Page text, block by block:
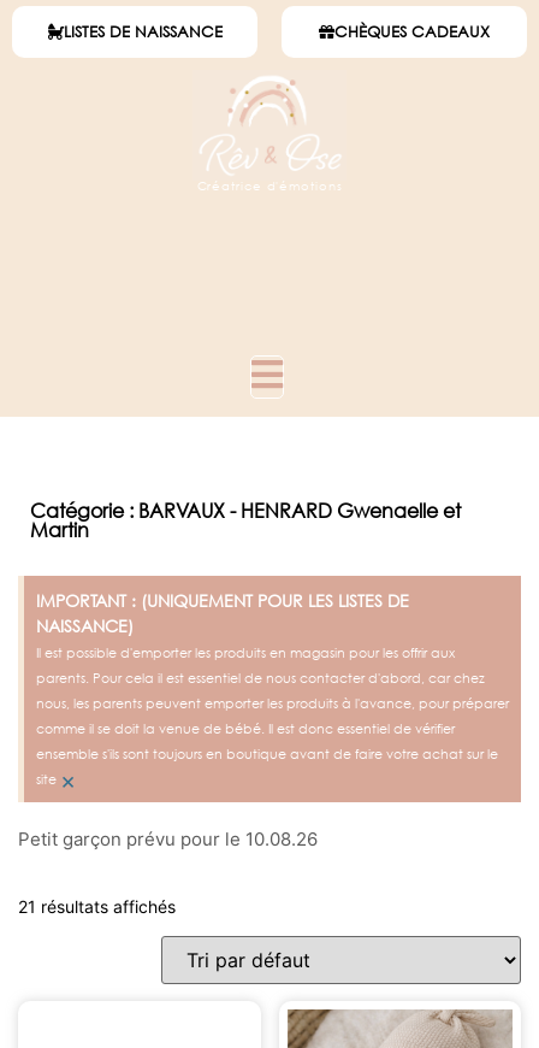
LISTES DE NAISSANCE CHÈQUES CADEAUX
Créatrice d'émotions
Catégorie : BARVAUX - HENRARD Gwenaelle et
Martin
IMPORTANT : (UNIQUEMENT POUR LES LISTES DE
NAISSANCE)
Il est possible d'emporter les produits en magasin pour les offrir aux
parents. Pour cela il est essentiel de nous contacter d'abord, car chez
nous, les parents peuvent emporter les produits à l'avance, pour préparer
comme il se doit la venue de bébé. Il est donc essentiel de vérifier
ensemble s'ils sont toujours en boutique avant de faire votre achat sur le
site ×
Petit garçon prévu pour le 10.08.26
21 résultats affichés